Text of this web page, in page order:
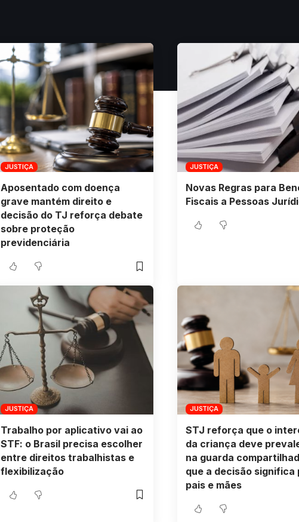
JUSTIÇA
Aposentado com doença
grave mantém direito e
decisão do TJ reforça debate
sobre proteção
previdenciária
JUSTIÇA
Novas Regras para
Fiscais a Pessoas
JUSTIÇA
Trabalho por aplicativo vai ao
STF: o Brasil precisa escolher
entre direitos trabalhistas e
flexibilização
JUSTIÇA
STJ reforça que o
da criança deve
na guarda
que a decisão significa
pais e mães